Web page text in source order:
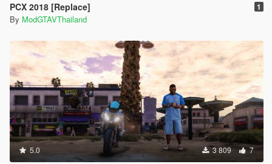
PCX 2018 [Replace] 1
By ModGTAVThailand
5.0 3 809 7